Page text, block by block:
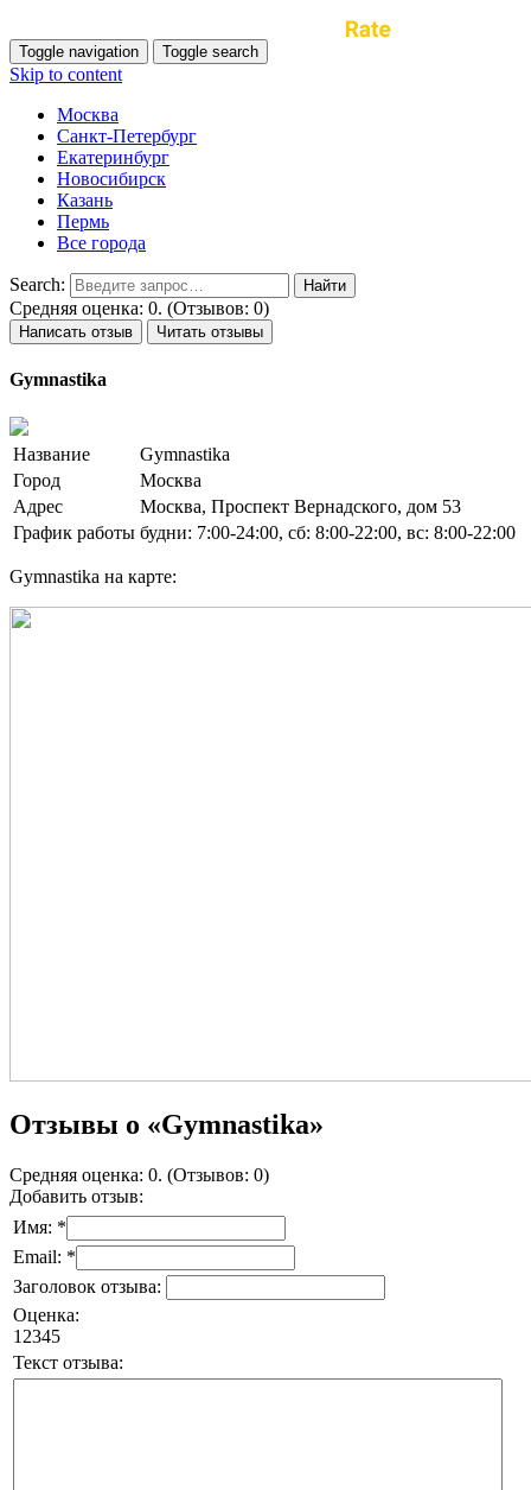
Toggle navigation Toggle search
Skip to content
Москва
Санкт-Петербург
Екатеринбург
Новосибирск
Казань
Пермь
Все города
Search:
Средняя оценка: 0. (Отзывов: 0)
Написать отзыв Читать отзывы
Gymnastika
Название
Gymnastika
Город
Москва
Адрес
Москва, Проспект Вернадского, дом 53
График работы будни: 7:00-24:00, сб: 8:00-22:00, вс: 8:00-22:00
Gymnastika на карте:
Отзывы о «Gymnastika»
Средняя оценка: 0. (Отзывов: 0)
Добавить отзыв:
Имя: *
Email: *
Заголовок отзыва:
Оценка:
1 2345
Текст отзыва: